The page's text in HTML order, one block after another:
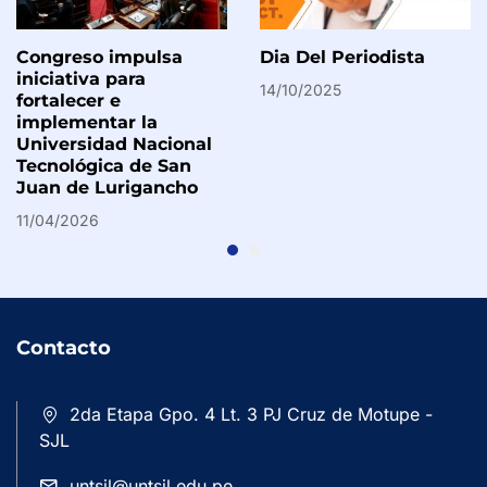
Congreso impulsa
iniciativa para
fortalecer e
implementar la
Universidad Nacional
Tecnológica de San
Juan de Lurigancho
11/04/2026
Dia Del Periodista
14/10/2025
Contacto
2da Etapa Gpo. 4 Lt. 3 PJ Cruz de Motupe -
SJL